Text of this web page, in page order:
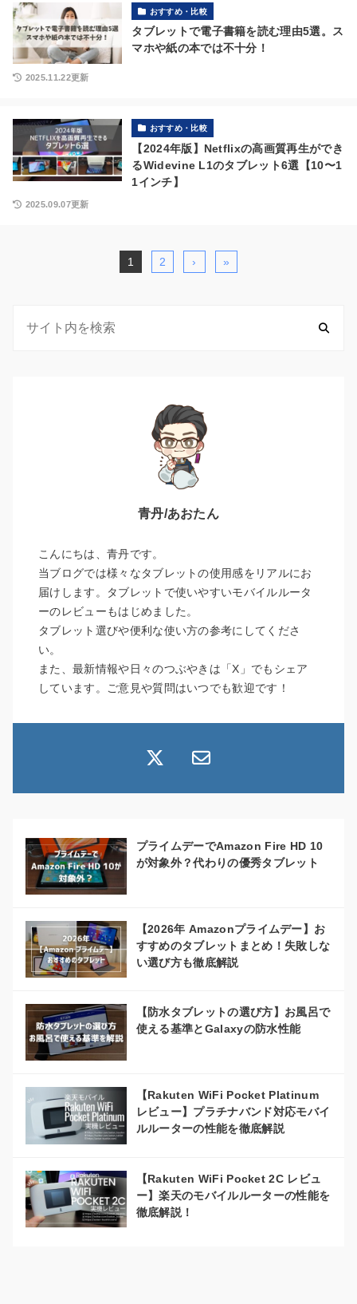
おすすめ・比較
タブレットで電子書籍を読む理由5選。ス
マホや紙の本では不十分！
2025.11.22更新
おすすめ・比較
【2024年版】Netflixの高画質再生ができ
るWidevine L1のタブレット6選【10〜1
1インチ】
2025.09.07更新
1 2 › »
青丹/あおたん
こんにちは、青丹です。
当ブログでは様々なタブレットの使用感をリアルにお
届けします。タブレットで使いやすいモバイルルータ
ーのレビューもはじめました。
タブレット選びや便利な使い方の参考にしてくださ
い。
また、最新情報や日々のつぶやきは「X」でもシェア
しています。ご意見や質問はいつでも歓迎です！
プライムデーでAmazon Fire HD 10
が対象外？代わりの優秀タブレット
【2026年 Amazonプライムデー】お
すすめのタブレットまとめ！失敗しな
い選び方も徹底解説
【防水タブレットの選び方】お風呂で
使える基準とGalaxyの防水性能
【Rakuten WiFi Pocket Platinum
レビュー】プラチナバンド対応モバイ
ルルーターの性能を徹底解説
【Rakuten WiFi Pocket 2C レビュ
ー】楽天のモバイルルーターの性能を
徹底解説！